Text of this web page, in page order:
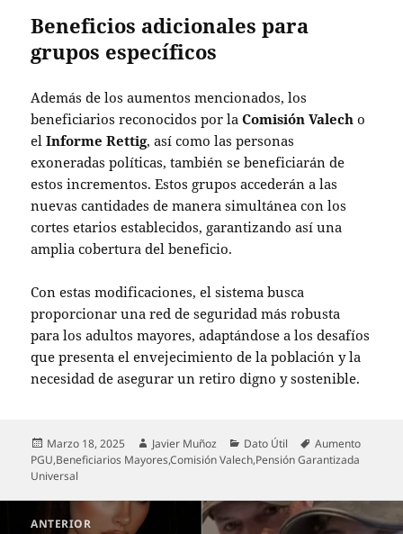
Beneficios adicionales para
grupos específicos
Además de los aumentos mencionados, los
beneficiarios reconocidos por laComisión Valech o
elInforme Rettig, así como las personas
exoneradas políticas, también se beneficiarán de
estos incrementos. Estos grupos accederán a las
nuevas cantidades de manera simultánea con los
cortes etarios establecidos, garantizando así una
amplia cobertura del beneficio.
Con estas modificaciones, el sistema busca
proporcionar una red de seguridad más robusta
para los adultos mayores, adaptándose a los desafíos
que presenta el envejecimiento de la población y la
necesidad de asegurar un retiro digno y sostenible.
Publicado
el
Marzo 18, 2025 Autor
Javier Muñoz Categorías
Dato Útil Etiquetas
Aumento
PGU,Beneficiarios Mayores,Comisión Valech,Pensión Garantizada
Universal
ANTERIOR